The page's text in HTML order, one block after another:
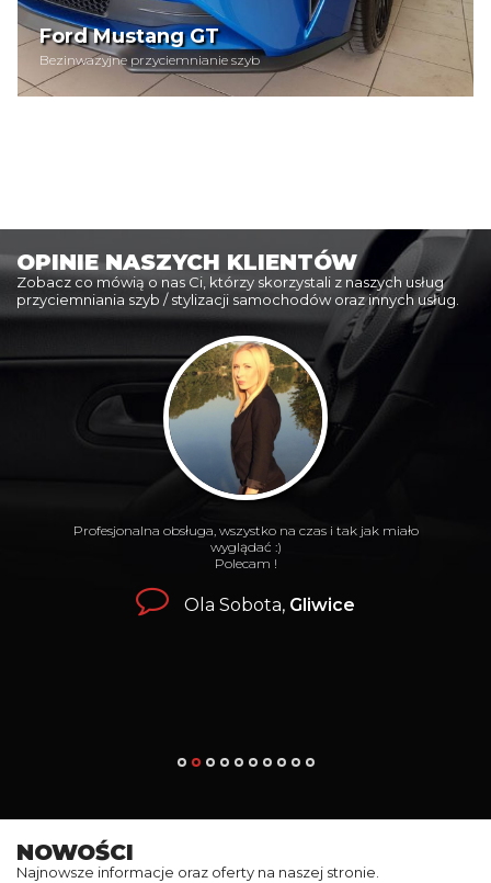
Ford Mustang GT
Bezinwazyjne przyciemnianie szyb
OPINIE NASZYCH KLIENTÓW
Zobacz co mówią o nas Ci, którzy skorzystali z naszych usług
przyciemniania szyb / stylizacji samochodów oraz innych usług.
Profesjonalna obsługa, wszystko na czas i tak jak miało
wyglądać :)
Polecam !
Ola Sobota, Gliwice
NOWOŚCI
Najnowsze informacje oraz oferty na naszej stronie.